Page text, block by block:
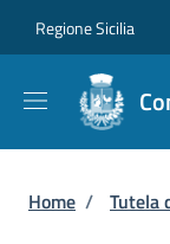
Regione Sicilia
Briciole
Home / Tutela